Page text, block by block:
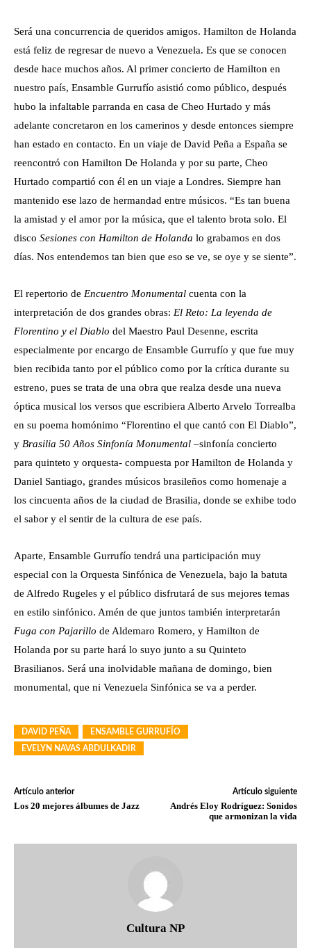
Será una concurrencia de queridos amigos. Hamilton de Holanda
está feliz de regresar de nuevo a Venezuela. Es que se conocen
desde hace muchos años. Al primer concierto de Hamilton en
nuestro país, Ensamble Gurrufío asistió como público, después
hubo la infaltable parranda en casa de Cheo Hurtado y más
adelante concretaron en los camerinos y desde entonces siempre
han estado en contacto. En un viaje de David Peña a España se
reencontró con Hamilton De Holanda y por su parte, Cheo
Hurtado compartió con él en un viaje a Londres. Siempre han
mantenido ese lazo de hermandad entre músicos. “Es tan buena
la amistad y el amor por la música, que el talento brota solo. El
disco Sesiones con Hamilton de Holanda lo grabamos en dos
días. Nos entendemos tan bien que eso se ve, se oye y se siente”.
El repertorio de Encuentro Monumental cuenta con la
interpretación de dos grandes obras: El Reto: La leyenda de
Florentino y el Diablo del Maestro Paul Desenne, escrita
especialmente por encargo de Ensamble Gurrufío y que fue muy
bien recibida tanto por el público como por la crítica durante su
estreno, pues se trata de una obra que realza desde una nueva
óptica musical los versos que escribiera Alberto Arvelo Torrealba
en su poema homónimo “Florentino el que cantó con El Diablo”,
y Brasilia 50 Años Sinfonía Monumental –sinfonía concierto
para quinteto y orquesta- compuesta por Hamilton de Holanda y
Daniel Santiago, grandes músicos brasileños como homenaje a
los cincuenta años de la ciudad de Brasilia, donde se exhibe todo
el sabor y el sentir de la cultura de ese país.
Aparte, Ensamble Gurrufío tendrá una participación muy
especial con la Orquesta Sinfónica de Venezuela, bajo la batuta
de Alfredo Rugeles y el público disfrutará de sus mejores temas
en estilo sinfónico. Amén de que juntos también interpretarán
Fuga con Pajarillo de Aldemaro Romero, y Hamilton de
Holanda por su parte hará lo suyo junto a su Quinteto
Brasilianos. Será una inolvidable mañana de domingo, bien
monumental, que ni Venezuela Sinfónica se va a perder.
DAVID PEÑA
ENSAMBLE GURRUFÍO
EVELYN NAVAS ABDULKADIR
Artículo anterior
Los 20 mejores álbumes de Jazz
Artículo siguiente
Andrés Eloy Rodríguez: Sonidos
que armonizan la vida
Cultura NP